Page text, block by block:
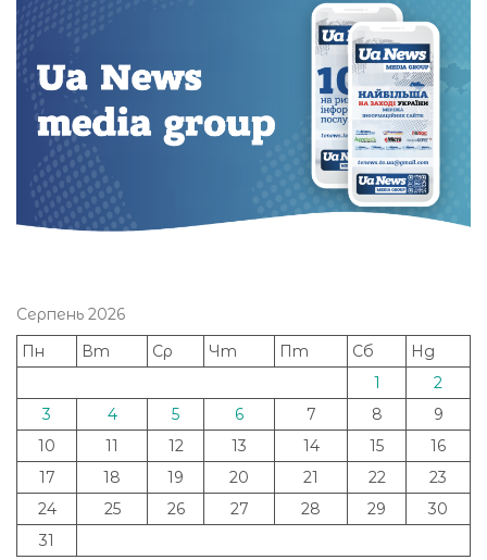
Серпень 2026
Пн
Вт Ср Чт Пт Сб
Нд
1
2
3
4 5 6 7 8
9
10
11 12 13 14 15
16
17
18 19 20 21 22
23
24
25 26 27 28 29
30
31